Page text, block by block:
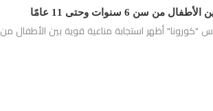
سن 6 سنوات وحتى 11 عامًا
"كورونا" أظهر استجابة مناعية قوية بين الأطفال من